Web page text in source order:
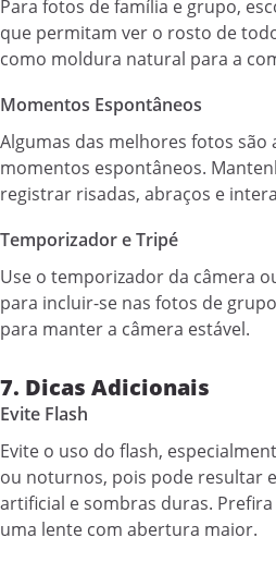
Para fotos de família e grupo,
que permitam ver o rosto de
como moldura natural para a
Momentos Espontâneos
Algumas das melhores fotos
momentos espontâneos.
registrar risadas, abraços e
Temporizador e Tripé
Use o temporizador da câmera
para incluir-se nas fotos de
para manter a câmera estável.
7. Dicas Adicionais
Evite Flash
Evite o uso do flash,
ou noturnos, pois pode resultar
artificial e sombras duras.
uma lente com abertura maior.